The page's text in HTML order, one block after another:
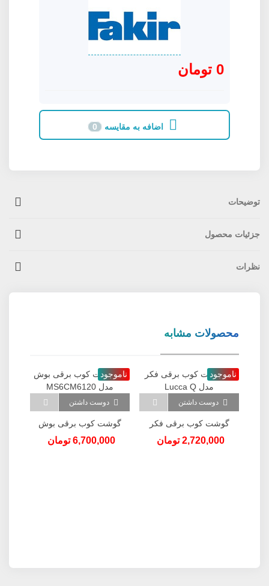
0 تومان
اضافه به مقایسه 0
توضیحات
جزئیات محصول
نظرات
محصولات مشابه
ناموجود
دوست داشتن
گوشت کوب برقی فکر
مدل Lucca Q
2,720,000 تومان
ناموجود
دوست داشتن
گوشت کوب برقی بوش
مدل MS6CM6120
6,700,000 تومان